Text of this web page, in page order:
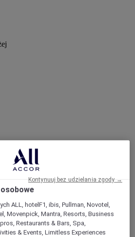
ALL, hotelF1, ibis, Pullman, Novotel,
Movenpick, Mantra, Resorts, Business
Restaurants & Bars, Spa,
& Events, Limitless Experiences
Kontynuuj bez udzielania zgody →